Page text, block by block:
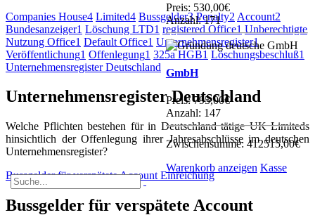
Preis: 530,00€
Anzahl: 171
GmbH
Preis:795,00€
Anzahl: 147
Zwischensumme: 412515,00€
Warenkorb anzeigen Kasse
Companies House4 Limited4 Bussgelder3 Penalty2 Account2
Bundesanzeiger1 Löschung LTD1 registered Office1 Unberechtigte
Nutzung Office1 Default Office1 Unternehmensregister1
Veröffentlichung1 Offenlegung1 325a HGB1 Löschungsbeschluß1
Unternehmensregister Deutschland
Unternehmensregister Deutschland
Welche Pflichten bestehen für in Deutschland tätige UK Limiteds
hinsichtlich der Offenlegung ihrer Jahresabschlüsse im deutschen
Unternehmensregister?​
Bussgelder für verspätete Account Einreichung
Bussgelder für verspätete Account